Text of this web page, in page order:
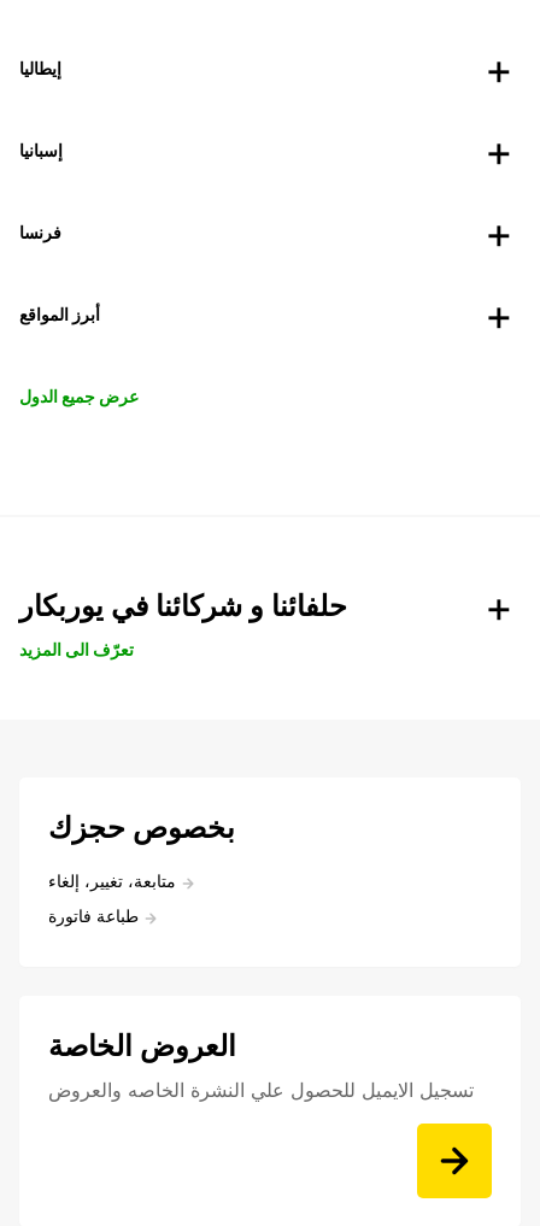
إيطاليا
إسبانيا
فرنسا
أبرز المواقع
عرض جميع الدول
حلفائنا و شركائنا في يوربكار
تعرّف الى المزيد
بخصوص حجزك
متابعة، تغيير، إلغاء
طباعة فاتورة
العروض الخاصة
تسجيل الايميل للحصول علي النشرة الخاصه والعروض